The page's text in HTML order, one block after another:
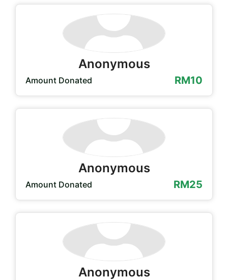
Anonymous
Amount Donated RM10
Anonymous
Amount Donated RM25
Anonymous